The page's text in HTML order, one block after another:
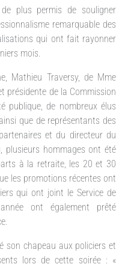
plus permis de souligner
remarquable des
qui ont fait rayonner
mois.
Mathieu Traversy, de Mme
présidente de la Commission
publique, de nombreux élus
que de représentants des
et du directeur du
plusieurs hommages ont été
à la retraite, les 20 et 30
les promotions récentes ont
qui ont joint le Service de
ont également prêté
son chapeau aux policiers et
lors de cette soirée : «